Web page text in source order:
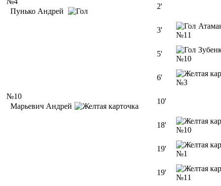
Пунько Андрей
2'
3'
№11
5'
№10
6'
№3
№10
Марьевич Андрей
10'
18'
№10
19'
№1
19'
№11